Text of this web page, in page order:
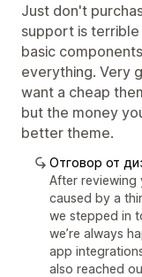
Just don't
support is
basic
everything. Very
want a cheap
but the money
better theme.
Отговор от
After reviewing
caused by a
we stepped in
we’re always
app
also reached